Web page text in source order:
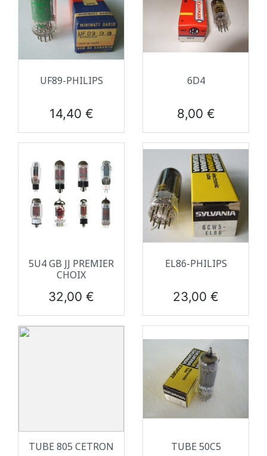
UF89-PHILIPS
Prix
14,40 €
6D4
Prix
8,00 €
5U4 GB JJ PREMIER
CHOIX
Prix
32,00 €
EL86-PHILIPS
Prix
23,00 €
TUBE 805 CETRON TUBE 50C5